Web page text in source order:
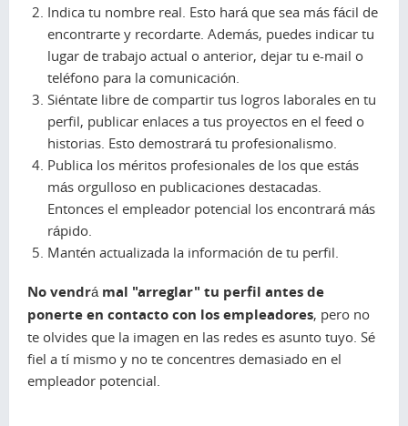
Indica tu nombre real. Esto hará que sea más fácil de
encontrarte y recordarte. Además, puedes indicar tu
lugar de trabajo actual o anterior, dejar tu e-mail o
teléfono para la comunicación.
Siéntate libre de compartir tus logros laborales en tu
perfil, publicar enlaces a tus proyectos en elfeed o
historias. Esto demostrará tu profesionalismo.
Publica los méritos profesionales de los que estás
más orgulloso en publicaciones destacadas.
Entonces el empleador potencial los encontrará más
rápido.
Mantén actualizada la información de tu perfil.
No vendrá mal "arreglar" tu perfil antes de
ponerte en contacto con los empleadores, pero no
te olvides que la imagen en las redes es asunto tuyo. Sé
fiel a tí mismo y no te concentres demasiado en el
empleador potencial.